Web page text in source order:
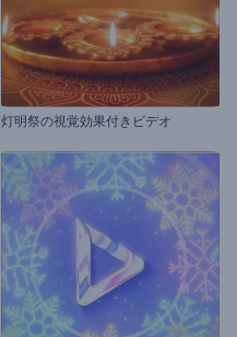
灯明祭の視覚効果付きビデオ